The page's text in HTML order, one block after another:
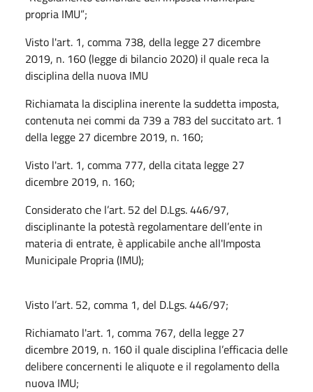
propria IMU”;
Visto l'art. 1, comma 738, della legge 27 dicembre
2019, n. 160 (legge di bilancio 2020) il quale reca la
disciplina della nuova IMU
Richiamata la disciplina inerente la suddetta imposta,
contenuta nei commi da 739 a 783 del succitato art. 1
della legge 27 dicembre 2019, n. 160;
Visto l'art. 1, comma 777, della citata legge 27
dicembre 2019, n. 160;
Considerato che l’art. 52 del D.Lgs. 446/97,
disciplinante la potestà regolamentare dell’ente in
materia di entrate, è applicabile anche all'Imposta
Municipale Propria (IMU);
Visto l’art. 52, comma 1, del D.Lgs. 446/97;
Richiamato l'art. 1, comma 767, della legge 27
dicembre 2019, n. 160 il quale disciplina l’efficacia delle
delibere concernenti le aliquote e il regolamento della
nuova IMU;